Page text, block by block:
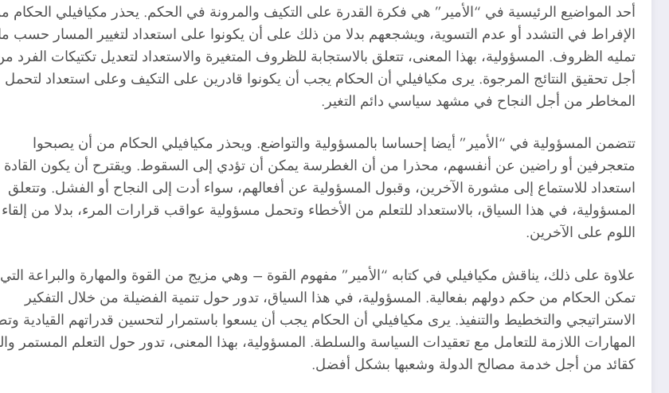
أحد المواضيع الرئيسية في “الأمير” هي فكرة القدرة على التكيف والمرونة في الحكم. يحذر مكيافيلي الحكام
الإفراط في التشدد أو عدم التسوية، ويشجعهم بدلا من ذلك على أن يكونوا على استعداد لتغيير المسار حسب
تمليه الظروف. المسؤولية، بهذا المعنى، تتعلق بالاستجابة للظروف المتغيرة والاستعداد لتعديل تكتيكات الفرد
أجل تحقيق النتائج المرجوة. يرى مكيافيلي أن الحكام يجب أن يكونوا قادرين على التكيف وعلى استعداد لتحمل
المخاطر من أجل النجاح في مشهد سياسي دائم التغير.
تتضمن المسؤولية في “الأمير” أيضا إحساسا بالمسؤولية والتواضع. ويحذر مكيافيلي الحكام من أن يصبحوا
متعجرفين أو راضين عن أنفسهم، محذرا من أن الغطرسة يمكن أن تؤدي إلى السقوط. ويقترح أن يكون
استعداد للاستماع إلى مشورة الآخرين، وقبول المسؤولية عن أفعالهم، سواء أدت إلى النجاح أو الفشل. وتتعلق
المسؤولية، في هذا السياق، بالاستعداد للتعلم من الأخطاء وتحمل مسؤولية عواقب قرارات المرء، بدلا من إلقاء
اللوم على الآخرين.
علاوة على ذلك، يناقش مكيافيلي في كتابه “الأمير” مفهوم القوة – وهي مزيج من القوة والمهارة والبراعة التي
تمكن الحكام من حكم دولهم بفعالية. المسؤولية، في هذا السياق، تدور حول تنمية الفضيلة من خلال التفكير
الاستراتيجي والتخطيط والتنفيذ. يرى مكيافيلي أن الحكام يجب أن يسعوا باستمرار لتحسين قدراتهم القيادية
المهارات اللازمة للتعامل مع تعقيدات السياسة والسلطة. المسؤولية، بهذا المعنى، تدور حول التعلم المستمر
كقائد من أجل خدمة مصالح الدولة وشعبها بشكل أفضل.